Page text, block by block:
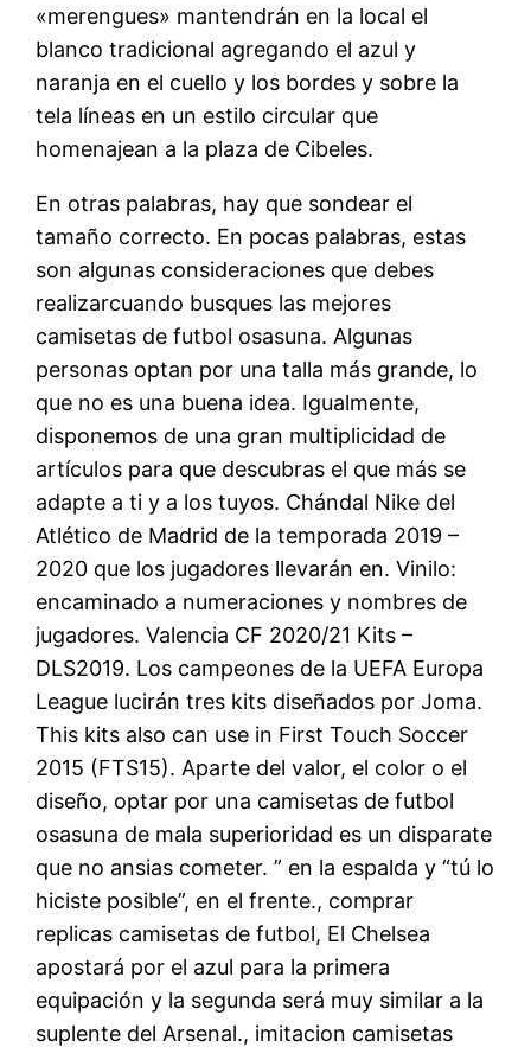
«merengues» mantendrán en la local el
blanco tradicional agregando el azul y
naranja en el cuello y los bordes y sobre la
tela líneas en un estilo circular que
homenajean a la plaza de Cibeles.
En otras palabras, hay que sondear el
tamaño correcto. En pocas palabras, estas
son algunas consideraciones que debes
realizarcuando busques las mejores
camisetas de futbol osasuna. Algunas
personas optan por una talla más grande, lo
que no es una buena idea. Igualmente,
disponemos de una gran multiplicidad de
artículos para que descubras el que más se
adapte a ti y a los tuyos. Chándal Nike del
Atlético de Madrid de la temporada 2019 –
2020 que los jugadores llevarán en. Vinilo:
encaminado a numeraciones y nombres de
jugadores. Valencia CF 2020/21 Kits –
DLS2019. Los campeones de la UEFA Europa
League lucirán tres kits diseñados por Joma.
This kits also can use in First Touch Soccer
2015 (FTS15). Aparte del valor, el color o el
diseño, optar por una camisetas de futbol
osasuna de mala superioridad es un disparate
que no ansias cometer. ” en la espalda y “tú lo
hiciste posible”, en el frente., comprar
replicas camisetas de futbol, El Chelsea
apostará por el azul para la primera
equipación y la segunda será muy similar a la
suplente del Arsenal., imitacion camisetas